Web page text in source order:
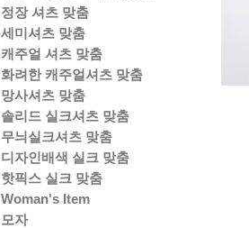
정장 셔츠 맞춤
세미셔츠 맞춤
캐주얼 셔츠 맞춤
화려한 캐주얼셔츠 맞춤
망사셔츠 맞춤
솔리드 실크셔츠 맞춤
무늬실크셔츠 맞춤
디자인배색 실크 맞춤
핫픽스 실크 맞춤
Woman's Item
모자